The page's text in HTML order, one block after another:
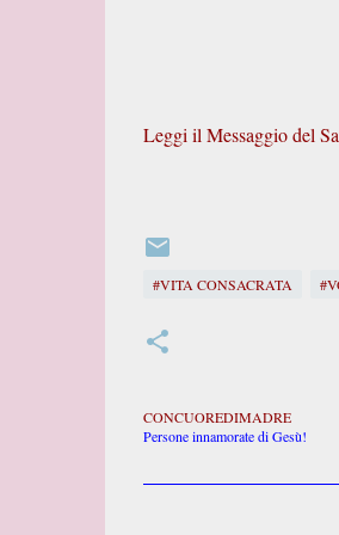
Leggi il Messaggio del
#VITA CONSACRATA
CONCUOREDIMADRE
Persone innamorate di Gesù!